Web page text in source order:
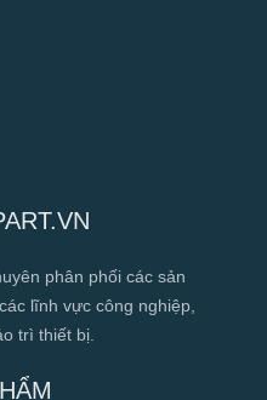
phân phối các sản
lĩnh vực công nghiệp,
trì thiết bị.